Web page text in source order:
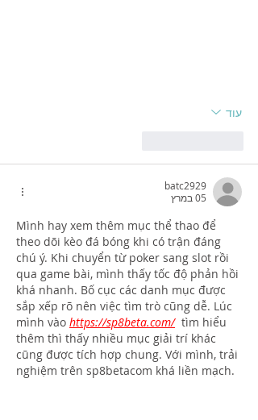
עוד
batc2929
05 במרץ
Mình hay xem thêm mục thể thao để
theo dõi kèo đá bóng khi có trận đáng
chú ý. Khi chuyển từ poker sang slot rồi
qua game bài, mình thấy tốc độ phản hồi
khá nhanh. Bố cục các danh mục được
sắp xếp rõ nên việc tìm trò cũng dễ. Lúc
mình vào https://sp8beta.com/ tìm hiểu
thêm thì thấy nhiều mục giải trí khác
cũng được tích hợp chung. Với mình, trải
nghiệm trên sp8betacom khá liền mạch.